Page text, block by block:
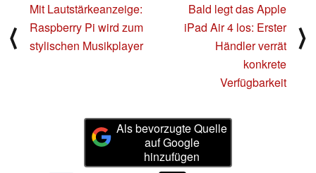
⟨
Mit Lautstärkeanzeige:
Raspberry Pi wird zum
stylischen Musikplayer
Bald legt das Apple
iPad Air 4 los: Erster
Händler verrät
konkrete
Verfügbarkeit
⟩
Als bevorzugte Quelle
auf Google
hinzufügen